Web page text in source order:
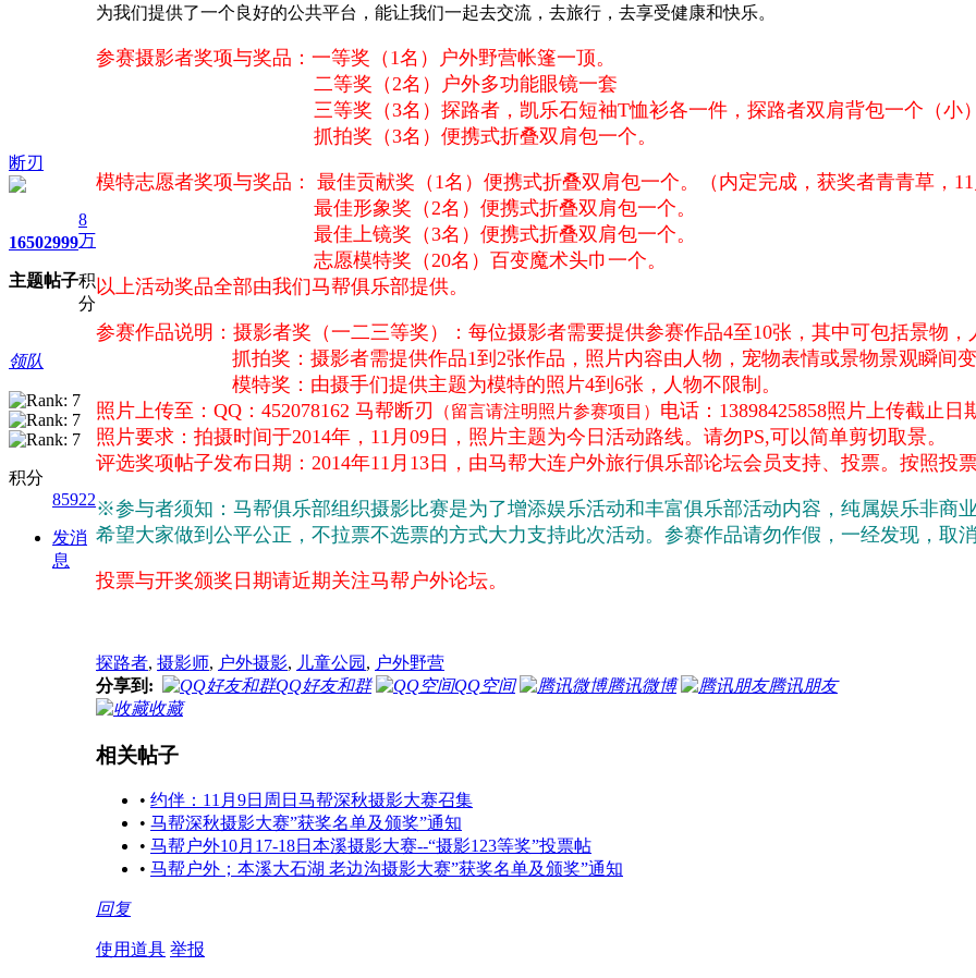
断刃
1650
主题
2999
帖子
8
万
积
分
领队
积分
85922
发消
息
为我们提供了一个良好的公共平台，能让我们一起去交流，去旅行，去享受健康和快乐。
参赛摄影者奖项与奖品：一等奖（1名）户外野营帐篷一顶。
二等奖（2名）户外多功能眼镜一套
三等奖（3名）探路者，凯乐石短袖T恤衫各一件，探路者双肩背包一个（小）
抓拍奖（3名）便携式折叠双肩包一个。
模特志愿者奖项与奖品： 最佳贡献奖（1名）便携式折叠双肩包一个。（内定完成，获奖者青青草，
最佳形象奖（2名）便携式折叠双肩包一个。
最佳上镜奖（3名）便携式折叠双肩包一个。
志愿模特奖（20名）百变魔术头巾一个。
以上活动奖品全部由我们马帮俱乐部提供。
参赛作品说明：摄影者奖（一二三等奖）：每位摄影者需要提供参赛作品4至10张，其中可包括景物，
抓拍奖：摄影者需提供作品1到2张作品，照片内容由人物，宠物表情或景物景观瞬间变化
模特奖：由摄手们提供主题为模特的照片4到6张，人物不限制。
照片上传至：QQ：452078162 马帮断刃
（留言请注明照片参赛项目） 电话：13898425858照片上传截止日
照片要求：拍摄时间于2014年，11月09日，照片主题为今日活动路线。请勿PS,可以简单剪切取景。
评选奖项帖子发布日期：2014年11月13日，由马帮大连户外旅行俱乐部论坛会员支持、投票。按照投
※参与者须知：马帮俱乐部组织摄影比赛是为了增添娱乐活动和丰富俱乐部活动内容，纯属娱乐非商
希望大家做到公平公正，不拉票不选票的方式大力支持此次活动。参赛作品请勿作假，一经发现，取
投票与开奖颁奖日期请近期关注马帮户外论坛。
探路者, 摄影师, 户外摄影, 儿童公园 , 户外野营
分享到:
QQ好友和群 QQ空间 腾讯微博
腾讯朋友
收藏
相关帖子
• 约伴：11月9日周日马帮深秋摄影大赛召集
• 马帮深秋摄影大赛”获奖名单及颁奖”通知
• 马帮户外10月17-18日本溪摄影大赛--“摄影123等奖”投票帖
• 马帮户外；本溪大石湖 老边沟摄影大赛”获奖名单及颁奖”通知
回复
使用道具 举报